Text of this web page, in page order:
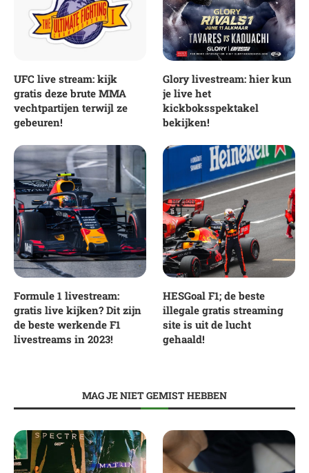
UFC live stream: kijk
gratis deze brute MMA
vechtpartijen terwijl ze
gebeuren!
Glory livestream: hier kun
je live het
kickboksspektakel
bekijken!
Formule 1 livestream:
gratis live kijken? Dit zijn
de beste werkende F1
livestreams in 2023!
HESGoal F1; de beste
illegale gratis streaming
site is uit de lucht
gehaald!
MAG JE NIET GEMIST HEBBEN